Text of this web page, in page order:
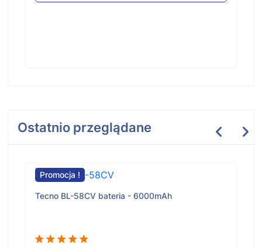
Ostatnio przeglądane
Promocja !
Tecno BL-58CV bateria - 6000mAh